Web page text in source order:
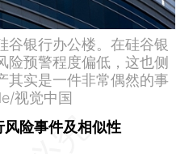
谷银行办公楼。在硅谷银
险预警程度偏低，这也侧
其实是一件非常偶然的事
视觉中国
险事件及相似性